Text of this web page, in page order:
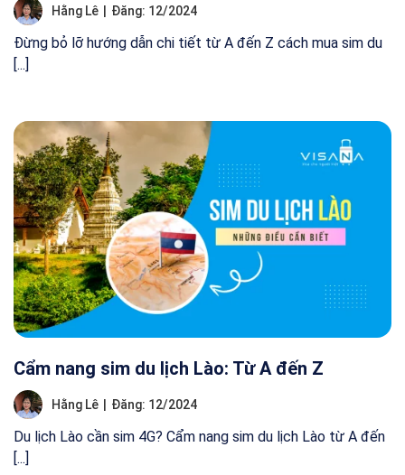
Hằng Lê Đăng: 12/2024
Đừng bỏ lỡ hướng dẫn chi tiết từ A đến Z cách mua sim du
[...]
Cẩm nang sim du lịch Lào: Từ A đến Z
Hằng Lê Đăng: 12/2024
Du lịch Lào cần sim 4G? Cẩm nang sim du lịch Lào từ A đến
[...]